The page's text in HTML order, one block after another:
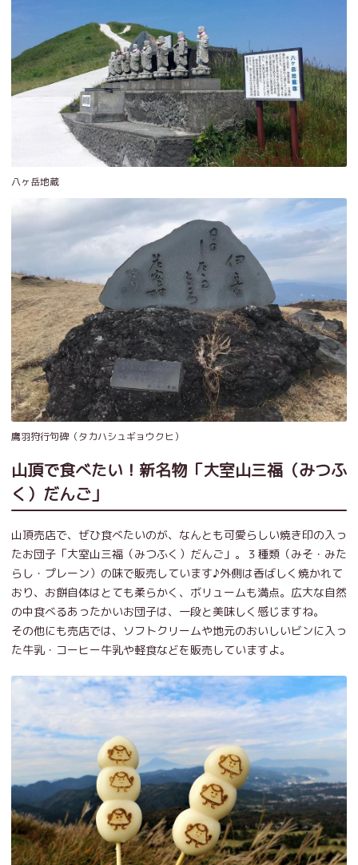
八ヶ岳地蔵
鷹羽狩行句碑（タカハシュギョウクヒ）
山頂で食べたい！新名物「大室山三福（みつふ
く）だんご」
山頂売店で、ぜひ食べたいのが、なんとも可愛らしい焼き印の入っ
たお団子「大室山三福（みつふく）だんご」。３種類（みそ・みた
らし・プレーン）の味で販売しています♪外側は香ばしく焼かれて
おり、お餅自体はとても柔らかく、ボリュームも満点。広大な自然
の中食べるあったかいお団子は、一段と美味しく感じますね。
その他にも売店では、ソフトクリームや地元のおいしいビンに入っ
た牛乳・コーヒー牛乳や軽食などを販売していますよ。